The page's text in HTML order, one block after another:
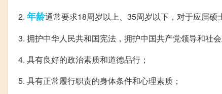
2. 年龄通常要求18周岁以上、35周岁以下，对于应届硕
3. 拥护中华人民共和国宪法，拥护中国共产党领导和社会
4. 具有良好的政治素质和道德品行；
5. 具有正常履行职责的身体条件和心理素质；